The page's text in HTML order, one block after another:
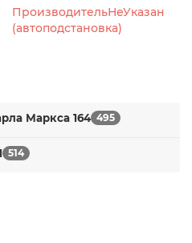
ПроизводительНеУказан
(автоподстановка)
Маркса 164 495
514